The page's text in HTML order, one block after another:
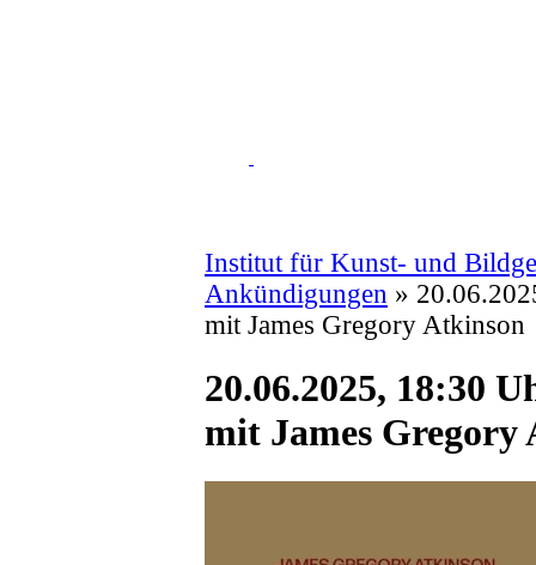
Institut für Kunst- und
Ankündigungen »
mit James Gregory Atkinson
20.06.2025, 18:30
mit James Gregory